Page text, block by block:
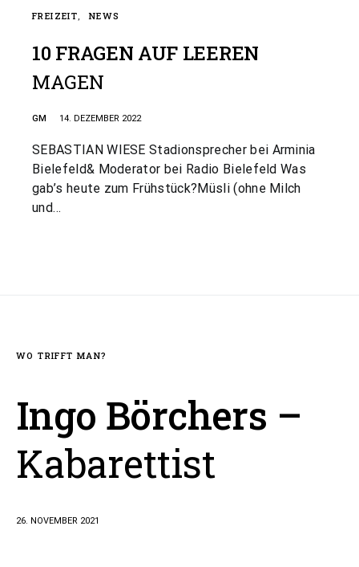
FREIZEIT NEWS
10 FRAGEN AUF LEEREN
MAGEN
GM 14. DEZEMBER 2022
SEBASTIAN WIESE Stadionsprecher bei Arminia
Bielefeld& Moderator bei Radio Bielefeld Was
gab’s heute zum Frühstück?Müsli (ohne Milch
und…
WO TRIFFT MAN?
Ingo Börchers –
Kabarettist
26. NOVEMBER 2021